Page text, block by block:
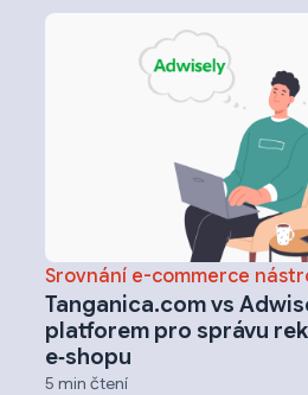
Srovnání e-commerce
Tanganica.com vs
platforem pro správu
e‑shopu
5 min čtení